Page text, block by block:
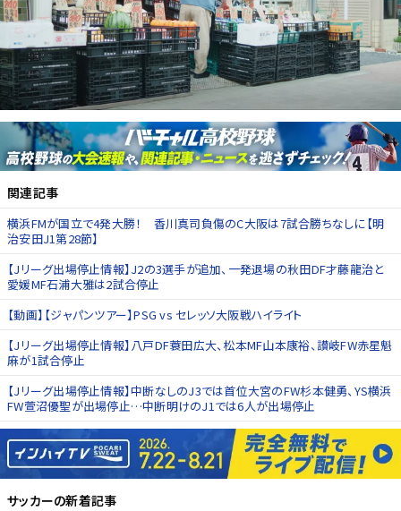
関連記事
横浜FMが国立で4発大勝！ 香川真司負傷のC大阪は7試合勝ちなしに【明
治安田J1第28節】
【Jリーグ出場停止情報】J2の3選手が追加、一発退場の秋田DF才藤龍治と
愛媛MF石浦大雅は2試合停止
【動画】【ジャパンツアー】PSG vs セレッソ大阪戦ハイライト
【Jリーグ出場停止情報】八戸DF蓑田広大、松本MF山本康裕、讃岐FW赤星魁
麻が1試合停止
【Jリーグ出場停止情報】中断なしのJ3では首位大宮のFW杉本健勇、YS横浜
FW萱沼優聖が出場停止…中断明けのJ1では6人が出場停止
サッカーの新着記事